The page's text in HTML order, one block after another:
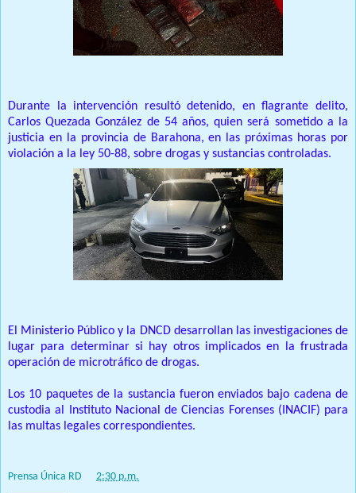
Durante la intervención resultó detenido, en flagrante delito,
Carlos Quezada González de 54 años, quien será sometido a la
justicia en la provincia de Barahona, en las próximas horas por
violación a la ley 50-88, sobre drogas y sustancias controladas.
El Ministerio Público y la DNCD desarrollan las investigaciones de
lugar para determinar si hay otros implicados en la frustrada
operación de microtráfico de drogas.
Los 10 paquetes de la sustancia fueron enviados bajo cadena de
custodia al Instituto Nacional de Ciencias Forenses (INACIF) para
las multas legales correspondientes.
Prensa Única RD 2:30 p.m.